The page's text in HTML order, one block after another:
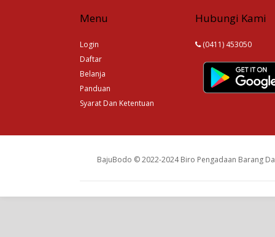
Menu
Login
Daftar
Belanja
Panduan
Syarat Dan Ketentuan
Hubungi Kami
(0411) 453050
BajuBodo © 2022-2024 Biro Pengadaan Barang